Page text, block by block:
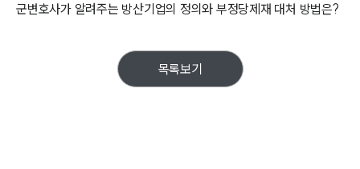
군변호사가 알려주는 방산기업의 정의와 부정당제재 대처 방법은?
목록보기